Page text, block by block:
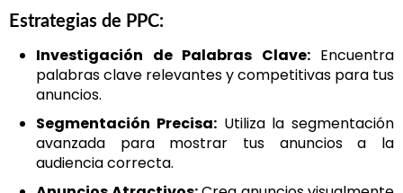
Estrategias de PPC:
Investigación de Palabras Clave:Encuentra
palabras clave relevantes y competitivas para tus
anuncios.
Segmentación Precisa:Utiliza la segmentación
avanzada para mostrar tus anuncios a la
audiencia correcta.